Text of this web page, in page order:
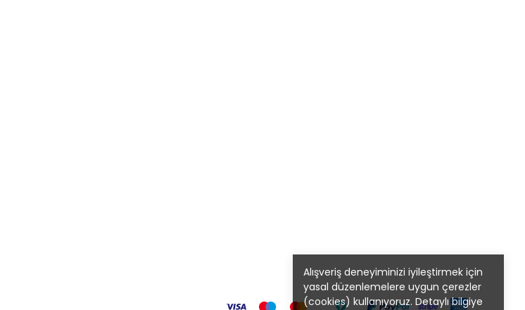
Alışveriş deneyiminizi iyileştirmek için
yasal düzenlemelere uygun çerezler
(cookies) kullanıyoruz. Detaylı bilgiye